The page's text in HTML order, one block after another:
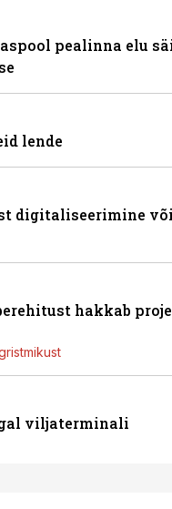
pealinna elu
lende
digitaliseerimine
hakkab
viljaterminali